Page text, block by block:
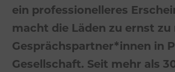
ein professionelleres
macht die Läden zu ernst zu
Gesprächspartner*innen in
Gesellschaft. Seit mehr als